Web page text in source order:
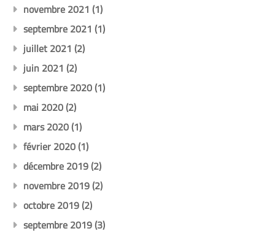
novembre 2021 (1)
septembre 2021 (1)
juillet 2021 (2)
juin 2021 (2)
septembre 2020(1)
mai 2020(2)
mars 2020(1)
février 2020(1)
décembre 2019(2)
novembre 2019(2)
octobre 2019(2)
septembre 2019(3)